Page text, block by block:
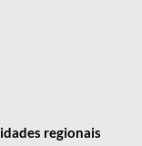
regionais